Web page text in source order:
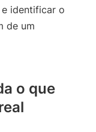
identificar o
de um
o que